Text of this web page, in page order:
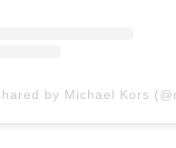
by Michael Kors